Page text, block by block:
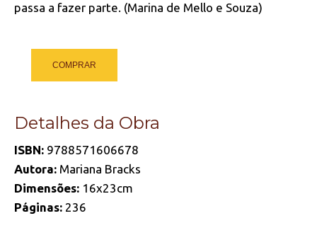
passa a fazer parte. (Marina de Mello e Souza)
COMPRAR
Detalhes da Obra
ISBN: 9788571606678
Autora: Mariana Bracks
Dimensões: 16x23cm
Páginas: 236